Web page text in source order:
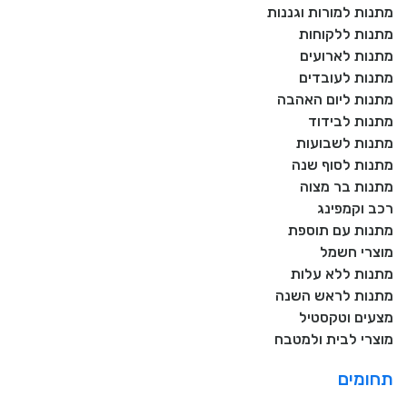
מתנות למורות וגננות
מתנות ללקוחות
מתנות לארועים
מתנות לעובדים
מתנות ליום האהבה
מתנות לבידוד
מתנות לשבועות
מתנות לסוף שנה
מתנות בר מצוה
רכב וקמפינג
מתנות עם תוספת
מוצרי חשמל
מתנות ללא עלות
מתנות לראש השנה
מצעים וטקסטיל
מוצרי לבית ולמטבח
תחומים